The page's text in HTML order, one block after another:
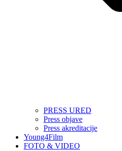
PRESS URED
Press objave
Press akreditacije
Young4Film
FOTO & VIDEO